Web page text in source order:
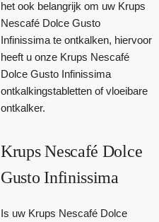
het ook belangrijk om uw Krups
Nescafé Dolce Gusto
Infinissima te ontkalken, hiervoor
heeft u onze Krups Nescafé
Dolce Gusto Infinissima
ontkalkingstabletten of vloeibare
ontkalker.
Krups Nescafé Dolce
Gusto Infinissima
Is uw Krups Nescafé Dolce